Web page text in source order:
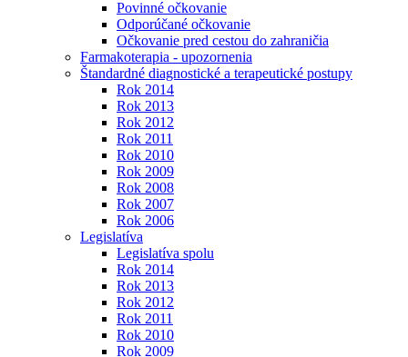
Povinné očkovanie
Odporúčané očkovanie
Očkovanie pred cestou do zahraničia
Farmakoterapia - upozornenia
Štandardné diagnostické a terapeutické postupy
Rok 2014
Rok 2013
Rok 2012
Rok 2011
Rok 2010
Rok 2009
Rok 2008
Rok 2007
Rok 2006
Legislatíva
Legislatíva spolu
Rok 2014
Rok 2013
Rok 2012
Rok 2011
Rok 2010
Rok 2009